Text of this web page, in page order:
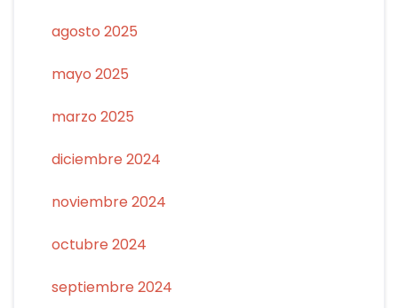
agosto 2025
mayo 2025
marzo 2025
diciembre 2024
noviembre 2024
octubre 2024
septiembre 2024